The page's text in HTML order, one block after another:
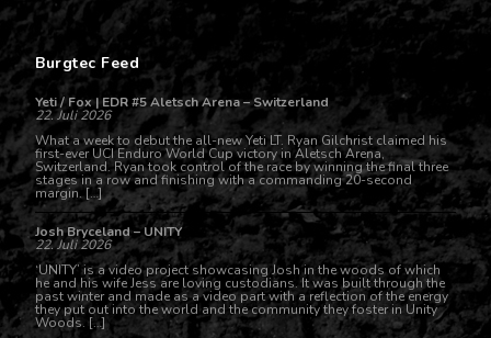
Burgtec Feed
Yeti / Fox | EDR #5 Aletsch Arena – Switzerland
22. Juli 2026
What a week to debut the all-new Yeti LT. Ryan Gilchrist claimed his
first-ever UCI Enduro World Cup victory in Aletsch Arena,
Switzerland. Ryan took control of the race by winning the final three
stages in a row and finishing with a commanding 20-second
margin. […]
Josh Bryceland – UNITY
22. Juli 2026
‘UNITY’ is a video project showcasing Josh in the woods of which
he and his wife Jess are loving custodians. It was built through the
past winter and made as a video part with a reflection of the energy
they put out into the world and the community they foster in Unity
Woods. […]